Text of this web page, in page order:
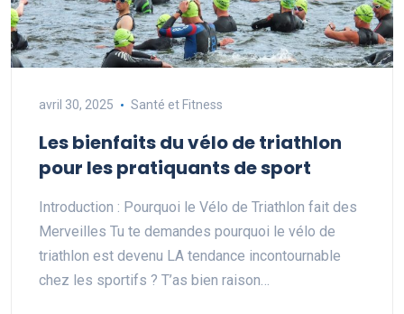
avril 30, 2025 Santé et Fitness
Les bienfaits du vélo de triathlon
pour les pratiquants de sport
Introduction : Pourquoi le Vélo de Triathlon fait des
Merveilles Tu te demandes pourquoi le vélo de
triathlon est devenu LA tendance incontournable
chez les sportifs ? T’as bien raison…